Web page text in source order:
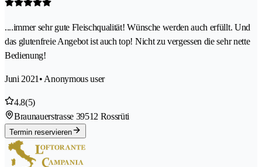
....immer sehr gute Fleischqualität! Wünsche werden auch erfüllt. Und
das glutenfreie Angebot ist auch top! Nicht zu vergessen die sehr nette
Bedienung!
Juni 2021 • Anonymous user
4.8(5)
Braunauerstrasse 39512 Rossrüti
Termin reservieren